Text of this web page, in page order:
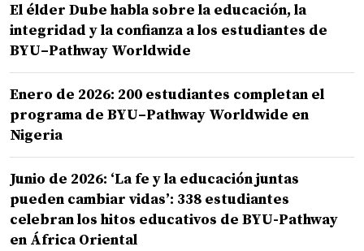
El élder Dube habla sobre la educación, la
integridad y la confianza a los estudiantes de
BYU–Pathway Worldwide
Enero de 2026: 200 estudiantes completan el
programa de BYU–Pathway Worldwide en
Nigeria
Junio de 2026: ‘La fe y la educación juntas
pueden cambiar vidas’: 338 estudiantes
celebran los hitos educativos de BYU-Pathway
en África Oriental